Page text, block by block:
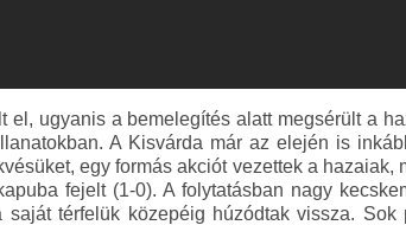
el, ugyanis a bemelegítés alatt megsérült a
A Kisvárda már az elején is
egy formás akciót vezettek a
fejelt (1-0). A folytatásban nagy
saját térfelük közepéig húzódtak vissza.